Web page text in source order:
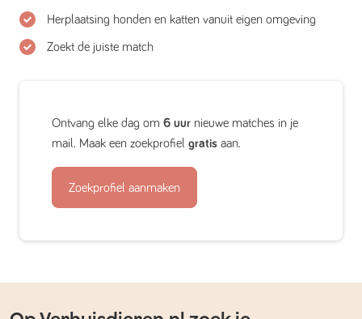
Herplaatsing honden en katten vanuit eigen omgeving
Zoekt de juiste match
Ontvang elke dag om 6 uur nieuwe matches in je
mail. Maak een zoekprofiel gratis aan.
Zoekprofiel aanmaken